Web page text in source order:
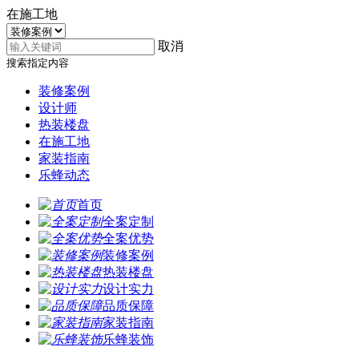
在施工地
取消
搜索指定内容
装修案例
设计师
热装楼盘
在施工地
家装指南
乐蜂动态
首页
全案定制
全案优势
装修案例
热装楼盘
设计实力
品质保障
家装指南
乐蜂装饰